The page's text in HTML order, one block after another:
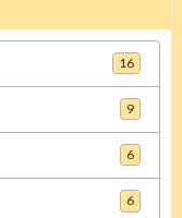
16
9
6
6